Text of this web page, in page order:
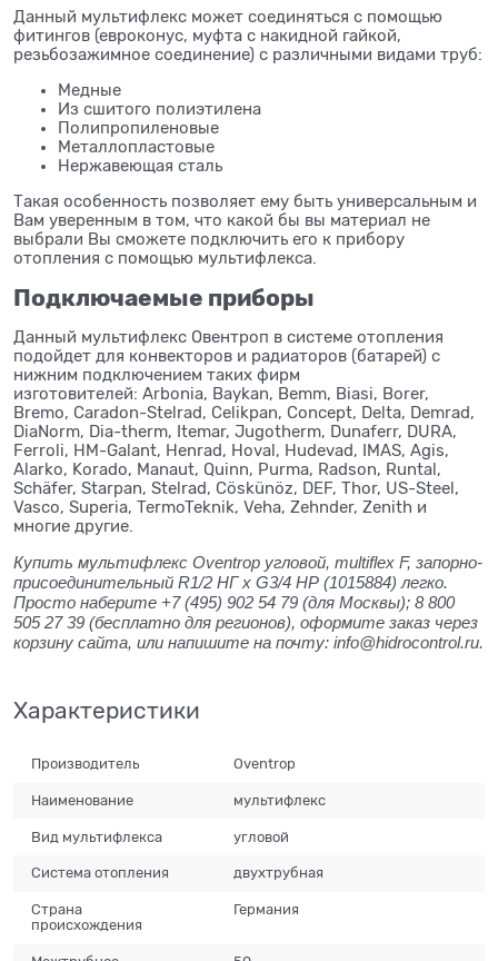
Данный мультифлекс может соединяться с помощью
фитингов (евроконус, муфта с накидной гайкой,
резьбозажимное соединение) с различными видами труб:
Медные
Из сшитого полиэтилена
Полипропиленовые
Металлопластовые
Нержавеющая сталь
Такая особенность позволяет ему быть универсальным и
Вам уверенным в том, что какой бы вы материал не
выбрали Вы сможете подключить его к прибору
отопления с помощью мультифлекса.
Подключаемые приборы
Данный мультифлекс Овентроп в системе отопления
подойдет для конвекторов и радиаторов (батарей) с
нижним подключением таких фирм
изготовителей: Arbonia, Baykan, Bemm, Biasi, Borer,
Bremo, Caradon-Stelrad, Celikpan, Concept, Delta, Demrad,
DiaNorm, Dia-therm, Itemar, Jugotherm, Dunaferr, DURA,
Ferroli, HM-Galant, Henrad, Hoval, Hudevad, IMAS, Agis,
Alarko, Korado, Manaut, Quinn, Purma, Radson, Runtal,
Schäfer, Starpan, Stelrad, Cöskünöz, DEF, Thor, US-Steel,
Vasco, Superia, TermoTeknik, Veha, Zehnder, Zenith и
многие другие.
Купить мультифлекс Oventrop угловой, multiflex F, запорно-
присоединительный R1/2 НГ x G3/4 НР (1015884) легко.
Просто наберите +7 (495) 902 54 79 (для Москвы); 8 800
505 27 39 (бесплатно для регионов), оформите заказ через
корзину сайта, или напишите на почту: info@hidrocontrol.ru.
Характеристики
Производитель Oventrop
Наименование мультифлекс
Вид мультифлекса угловой
Система отопления двухтрубная
Страна
происхождения
Германия